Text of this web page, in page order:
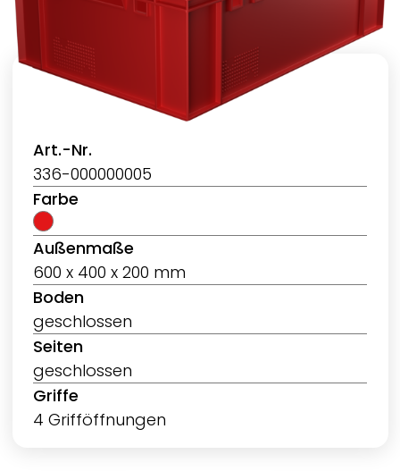
Art.-Nr.
336-000000005
Farbe
Außenmaße
600 x 400 x 200 mm
Boden
geschlossen
Seiten
geschlossen
Griffe
4 Grifföffnungen